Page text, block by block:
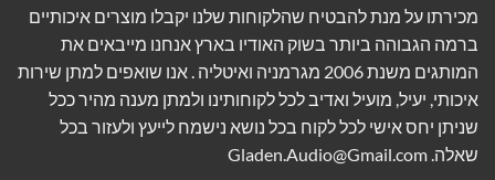
מכירתו על מנת להבטיח שהלקוחות שלנו יקבלו מוצרים איכותיים
ברמה הגבוהה ביותר בשוק האודיו בארץ אנחנו מייבאים את
המותגים משנת 2006 מגרמניה ואיטליה . אנו שואפים למתן שירות
איכותי, יעיל, מועיל ואדיב לכל לקוחותינו ולמתן מענה מהיר ככל
שניתן יחס אישי לכל לקוח בכל נושא נישמח לייעץ ולעזור בכל
שאלה. Gladen.Audio@Gmail.com